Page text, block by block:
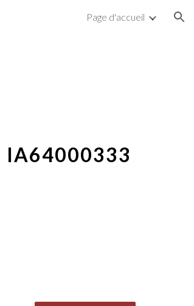
Page d'accueil
IA64000333